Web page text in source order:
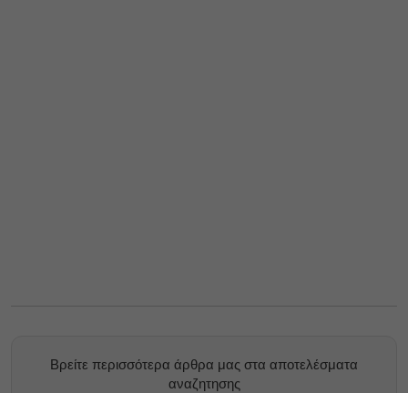
Βρείτε περισσότερα άρθρα μας στα αποτελέσματα
αναζητησης